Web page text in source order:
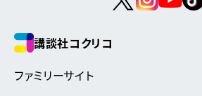
講談社コクリコ
ファミリーサイト